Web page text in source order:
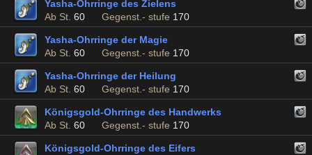
Yasha-Ohrringe des Zielens
Ab St. 60 Gegenst.- stufe 170
Yasha-Ohrringe der Magie
Ab St. 60 Gegenst.- stufe 170
Yasha-Ohrringe der Heilung
Ab St. 60 Gegenst.- stufe 170
Königsgold-Ohrringe des Handwerks
Ab St. 60 Gegenst.- stufe 170
Königsgold-Ohrringe des Eifers